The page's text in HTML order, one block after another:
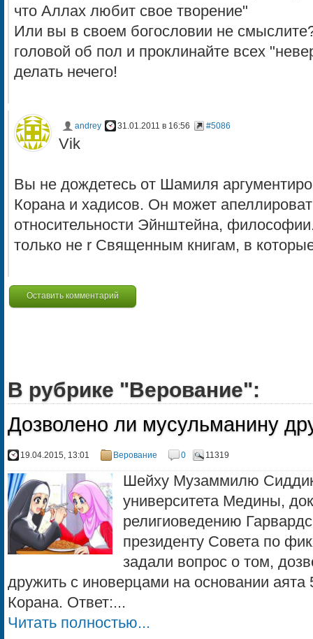
что Аллах любит свое творение"
Или вы в своем богословии не
головой об пол и проклинайте всех
делать нечего!
andrey 31.01.2011 в 16:56 #5086
Vik
Вы не дождетесь от Шамиля
Корана и хадисов. Он может
относительности Эйнштейна,
только не r Священным книгам, в
Оставить комментарий
В рубрике "Верование":
Дозволено ли мусульманину
19.04.2015, 13:01 Верование 0 11319
Шейху Музаммилю
университета Медины,
религиоведению
президенту Совета по
задали вопрос о том,
дружить с иноверцами на основании
Корана. Ответ:...
Читать полностью...